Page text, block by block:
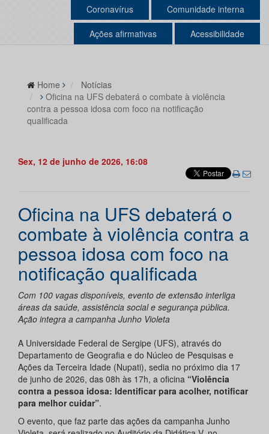
Coronavírus Comunidade interna
Ações afirmativas Acessibilidade
Home
Notícias
Oficina na UFS debaterá o combate à violência
contra a pessoa idosa com foco na notificação
qualificada
Sex, 12 de junho de 2026, 16:08
Oficina na UFS debaterá o
combate à violência contra a
pessoa idosa com foco na
notificação qualificada
Com 100 vagas disponíveis, evento de extensão interliga
áreas da saúde, assistência social e segurança pública.
Ação integra a campanha Junho Violeta
A Universidade Federal de Sergipe (UFS), através do
Departamento de Geografia e do Núcleo de Pesquisas e
Ações da Terceira Idade (Nupati), sedia no próximo dia 17
de junho de 2026, das 08h às 17h, a oficina “Violência
contra a pessoa idosa: Identificar para acolher, notificar
para melhor cuidar”.
O evento, que faz parte das ações da campanha Junho